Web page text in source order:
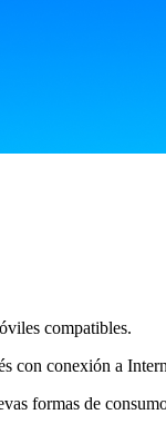
compatibles.
con conexión a
formas de